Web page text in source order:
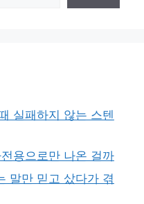
실패하지 않는 스텐
용으로만 나온 걸까
말만 믿고 샀다가 겪